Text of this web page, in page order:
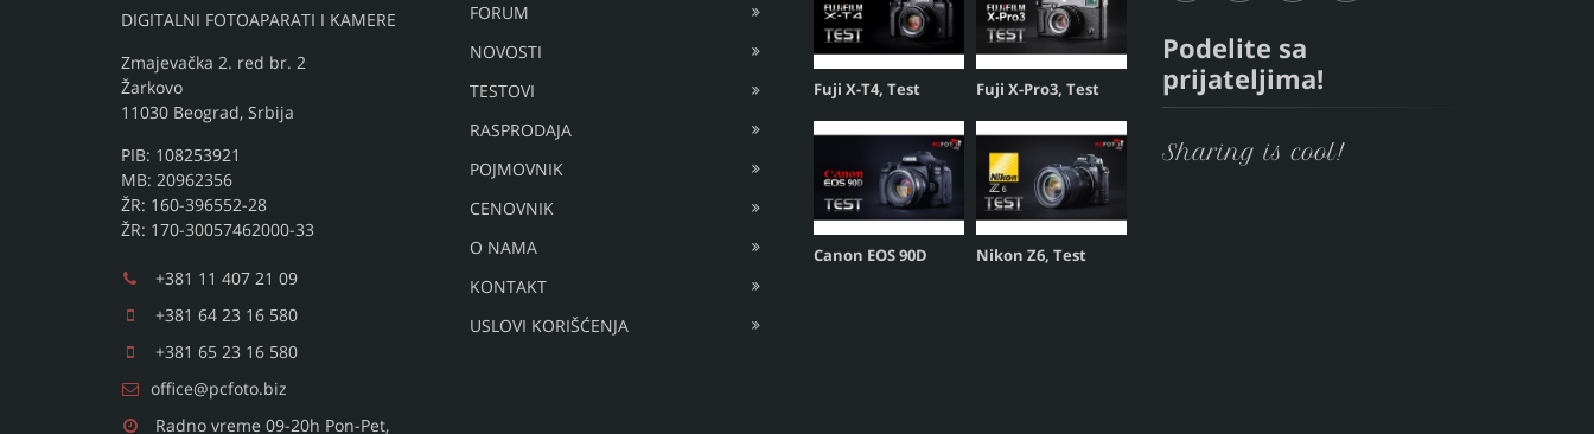
DIGITALNI FOTOAPARATI I KAMERE
Zmajevačka 2. red br. 2
Žarkovo
11030 Beograd, Srbija
PIB: 108253921
MB: 20962356
ŽR: 160-396552-28
ŽR: 170-30057462000-33
+381 11 407 21 09
+381 64 23 16 580
+381 65 23 16 580
office@pcfoto.biz
Radno vreme 09-20h Pon-Pet,
FORUM
NOVOSTI
TESTOVI
RASPRODAJA
POJMOVNIK
CENOVNIK
O NAMA
KONTAKT
USLOVI KORIŠĆENJA
Fuji X-T4, Test Fuji X-Pro3, Test
Canon EOS 90D Nikon Z6, Test
Podelite sa
prijateljima!
Sharing is cool!